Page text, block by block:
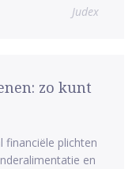
Judex
zo kunt
financiële plichten
en